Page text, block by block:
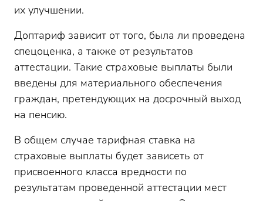
их улучшении.
Доптариф зависит от того, была ли проведена
спецоценка, а также от результатов
аттестации. Такие страховые выплаты были
введены для материального обеспечения
граждан, претендующих на досрочный выход
на пенсию.
В общем случае тарифная ставка на
страховые выплаты будет зависеть от
присвоенного класса вредности по
результатам проведенной аттестации мест